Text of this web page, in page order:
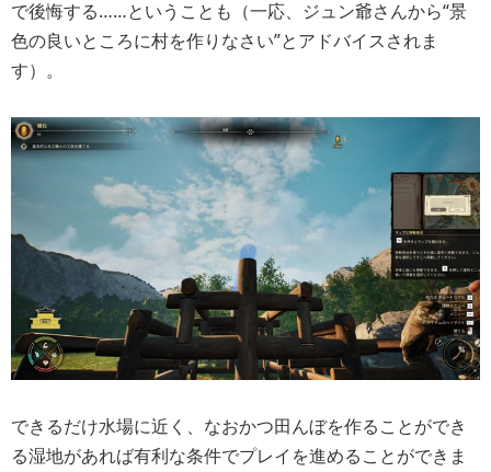
で後悔する……ということも（一応、ジュン爺さんから“景
色の良いところに村を作りなさい”とアドバイスされま
す）。
できるだけ水場に近く、なおかつ田んぼを作ることができ
る湿地があれば有利な条件でプレイを進めることができま